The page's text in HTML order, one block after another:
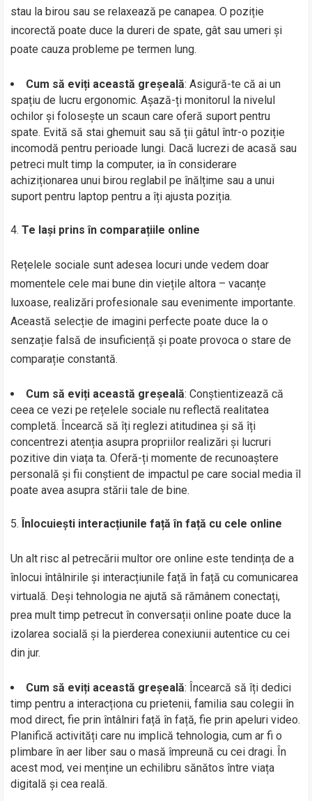
stau la birou sau se relaxează pe canapea. O poziție
incorectă poate duce la dureri de spate, gât sau umeri și
poate cauza probleme pe termen lung.
Cum să eviți această greșeală: Asigură-te că ai un
spațiu de lucru ergonomic. Așază-ți monitorul la nivelul
ochilor și folosește un scaun care oferă suport pentru
spate. Evită să stai ghemuit sau să ții gâtul într-o poziție
incomodă pentru perioade lungi. Dacă lucrezi de acasă sau
petreci mult timp la computer, ia în considerare
achiziționarea unui birou reglabil pe înălțime sau a unui
suport pentru laptop pentru a îți ajusta poziția.
Te lași prins în comparațiile online
Rețelele sociale sunt adesea locuri unde vedem doar
momentele cele mai bune din viețile altora – vacanțe
luxoase, realizări profesionale sau evenimente importante.
Această selecție de imagini perfecte poate duce la o
senzație falsă de insuficiență și poate provoca o stare de
comparație constantă.
Cum să eviți această greșeală: Conștientizează că
ceea ce vezi pe rețelele sociale nu reflectă realitatea
completă. Încearcă să îți reglezi atitudinea și să îți
concentrezi atenția asupra propriilor realizări și lucruri
pozitive din viața ta. Oferă-ți momente de recunoaștere
personală și fii conștient de impactul pe care social media îl
poate avea asupra stării tale de bine.
Înlocuiești interacțiunile față în față cu cele online
Un alt risc al petrecării multor ore online este tendința de a
înlocui întâlnirile și interacțiunile față în față cu comunicarea
virtuală. Deși tehnologia ne ajută să rămânem conectați,
prea mult timp petrecut în conversații online poate duce la
izolarea socială și la pierderea conexiunii autentice cu cei
din jur.
Cum să eviți această greșeală: Încearcă să îți dedici
timp pentru a interacționa cu prietenii, familia sau colegii în
mod direct, fie prin întâlniri față în față, fie prin apeluri video.
Planifică activități care nu implică tehnologia, cum ar fi o
plimbare în aer liber sau o masă împreună cu cei dragi. În
acest mod, vei menține un echilibru sănătos între viața
digitală și cea reală.